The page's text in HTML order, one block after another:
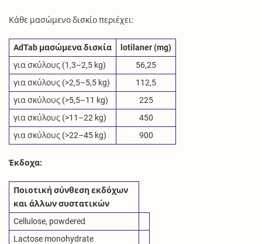
Κάθε μασώμενο δισκίο περιέχει:
AdTab μασώμενα δισκία
lotilaner (mg)
για σκύλους (1,3–2,5 kg)
56,25
για σκύλους (>2,5–5,5 kg)
112,5
για σκύλους (>5,5–11 kg)
225
για σκύλους (>11–22 kg)
450
για σκύλους (>22–45 kg)
900
Έκδοχα:
Ποιοτική σύνθεση εκδόχων
και άλλων συστατικών
Cellulose, powdered
Lactose monohydrate